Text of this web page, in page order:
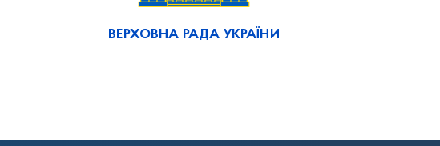
ВЕРХОВНА РАДА УКРАЇНИ